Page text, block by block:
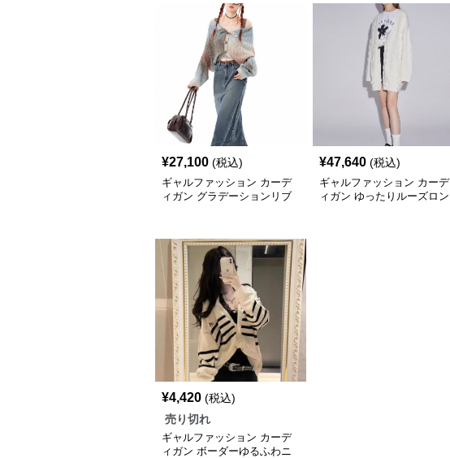
¥27,100 (税込)
ギャルファッション カーデ
ィガン グラデーションリブ
¥47,640 (税込)
ギャルファッション カーデ
ィガン ゆったりルーズロン
¥4,420 (税込)
売り切れ
ギャルファッション カーデ
ィガン ボーダーゆるふわニ